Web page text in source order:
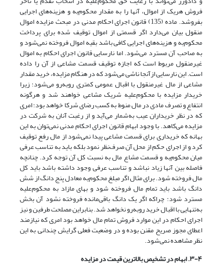
فروش هریک از اموال، آنها را به مقدار محکوم‌به و هزینه‌های اجرایی
بفروشد. ماده (135) قانون اجرای احکام مدنی در مبحث مزایده اموال
منقول بیان می‌دارد اگر قسمتی از اموال توقیف‌ شده برای پرداخت
محکوم‌به و هزینه‌های اجرایی کافی باشد بقیه اموال فروخته نمی‌شود و
به صاحب آن مسترد می‌شود. اما نارسایی قانون اجرای احکام به اموال
غیرمنقول مربوط است که اجازه توقیف قسمت مشاعی از آن را داده
است. این نارسایی ازآنجا ناشی می‌شود که در هنگام مزایده، خرید مقدار
مشاعی از مال غیرمنقول با اقبال عمومی کمتری روبه‌رو می‌شود؛ زیرا
خریدار مزایده با محکوم‌علیه شریک مشاعی خواهند شد و هرگونه
انتفاع و تصرف مادی در مال منوط به کسب رضای شرکا خواهد بود؛ امری
که در نظر خریداران عیب به‌شمار می‌آید و از رغبت آنان به شرکت در
مزایده می‌کاهد. با وجود ابهام قانون اجرای احکام مدنی نمی‌توان به این
بهانه که خریداری برای قسمت مشاعی پیدا نمی‌شود از مال رفع توقیف
کرد و از اجرای حکم از محل آن صرف‌نظر نمود بلکه باید به تناسب عرفی
میان محکوم‌به و قسمت مشاع مال به نسبت کل آن توجه کرد. چنانچه
فاصله بین آنها زیاد نباشد و تناسب عرفی وجود داشته ‌باشد باید کل
مال فروخته شود. برای مثال اگر مبلغ محکوم‌به معادل پنج دانگ از شش
دانگ باشد باید تمام مال فروخته شود و بهای مازاد به محکوم‌علیه
مسترد شود؛ چراکه اگر یک دانگ باقی‌مانده فروخته نشود آن بخش
به‌تنهایی با اقبال خرید روبه‌رو نخواهد شد. بنابراین مصلحت طرفین و نیز
اجرای احکام در این موارد فروش تمام مال خواهد بود امری که نیازمند
اعطای مجوز صریح مقنن بوده و در وضعیت فعلی گرایش چندانی به این
نظر مشاهده نمی‌‌شود.
۳-۴. ابهام در تشخیص بالاترین قیمت در مزایده